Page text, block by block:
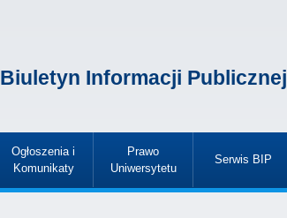
Biuletyn Informacji Publicznej
Ogłoszenia i
Komunikaty
»
Prawo
Uniwersytetu
»
Serwis BIP
»